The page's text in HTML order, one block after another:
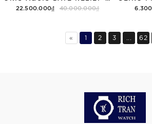
22.500.000₫ 40.000.000₫
« 1 2 3 62